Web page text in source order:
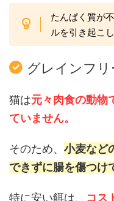
たんぱく質が
ルを引き起こ
グレインフリ
猫は元々肉食の動物
ていません。
そのため、 小麦など
できずに腸を傷つけ
特に安い餌は、 コス